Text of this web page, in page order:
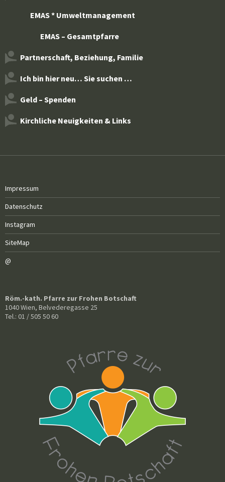
EMAS * Umweltmanagement
EMAS – Gesamtpfarre
Partnerschaft, Beziehung, Familie
Ich bin hier neu… Sie suchen …
Geld – Spenden
Kirchliche Neuigkeiten & Links
Impressum
Datenschutz
Instagram
SiteMap
@
Röm.-kath. Pfarre zur Frohen Botschaft
1040 Wien, Belvederegasse 25
Tel.: 01 / 505 50 60